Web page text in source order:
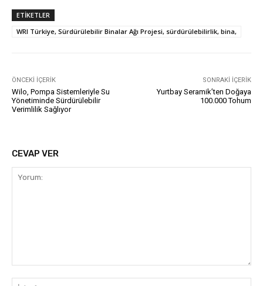
ETIKETLER
WRI Türkiye, Sürdürülebilir Binalar Ağı Projesi, sürdürülebilirlik, bina,
ÖNCEKI İÇERIK
Wilo, Pompa Sistemleriyle Su
Yönetiminde Sürdürülebilir
Verimlilik Sağlıyor
SONRAKI İÇERIK
Yurtbay Seramik’ten Doğaya
100.000 Tohum
CEVAP VER